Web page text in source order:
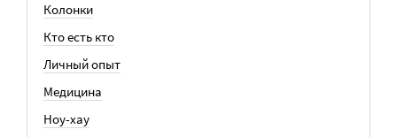
Колонки
Кто есть кто
Личный опыт
Медицина
Ноу-хау